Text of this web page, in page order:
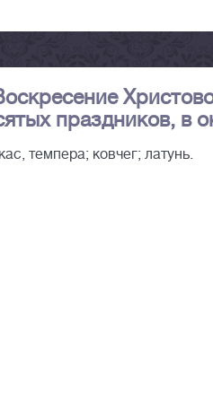
праздников, в
темпера; ковчег; латунь.